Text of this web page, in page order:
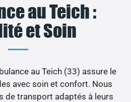
au Teich :
et Soin
au Teich (33) assure le
avec soin et confort. Nous
de transport adaptés à leurs